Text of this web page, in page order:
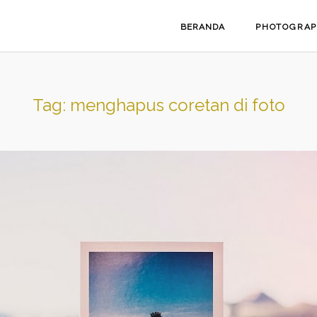
BERANDA
Tag: menghapus coretan di foto